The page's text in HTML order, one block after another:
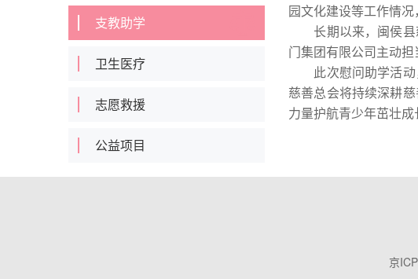
支教助学
卫生医疗
志愿救援
公益项目
园文化建设等工作情况
长期以来，闽侯县
门集团有限公司主动
此次慰问助学活动
慈善总会将持续深耕
力量护航青少年茁壮成
京